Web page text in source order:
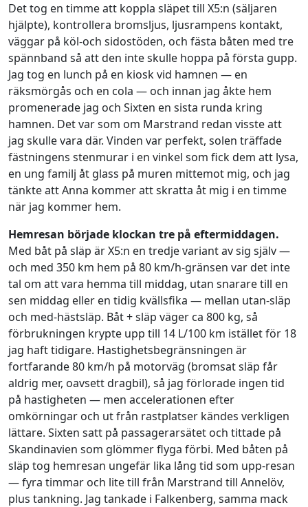
Det tog en timme att koppla släpet till X5:n (säljaren
hjälpte), kontrollera bromsljus, ljusrampens kontakt,
väggar på köl-och sidostöden, och fästa båten med tre
spännband så att den inte skulle hoppa på första gupp.
Jag tog en lunch på en kiosk vid hamnen — en
räksmörgås och en cola — och innan jag åkte hem
promenerade jag och Sixten en sista runda kring
hamnen. Det var som om Marstrand redan visste att
jag skulle vara där. Vinden var perfekt, solen träffade
fästningens stenmurar i en vinkel som fick dem att lysa,
en ung familj åt glass på muren mittemot mig, och jag
tänkte att Anna kommer att skratta åt mig i en timme
när jag kommer hem.
Hemresan började klockan tre på eftermiddagen.
Med båt på släp är X5:n en tredje variant av sig själv —
och med 350 km hem på 80 km/h-gränsen var det inte
tal om att vara hemma till middag, utan snarare till en
sen middag eller en tidig kvällsfika — mellan utan-släp
och med-hästsläp. Båt + släp väger ca 800 kg, så
förbrukningen krypte upp till 14 L/100 km istället för 18
jag haft tidigare. Hastighetsbegränsningen är
fortfarande 80 km/h på motorväg (bromsat släp får
aldrig mer, oavsett dragbil), så jag förlorade ingen tid
på hastigheten — men accelerationen efter
omkörningar och ut från rastplatser kändes verkligen
lättare. Sixten satt på passagerarsätet och tittade på
Skandinavien som glömmer flyga förbi. Med båten på
släp tog hemresan ungefär lika lång tid som upp-resan
— fyra timmar och lite till från Marstrand till Annelöv,
plus tankning. Jag tankade i Falkenberg, samma mack